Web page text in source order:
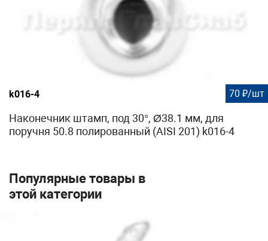
k016-4 70 ₽/шт
Наконечник штамп, под 30°, Ø38.1 мм, для
поручня 50.8 полированный (AISI 201) k016-4
Популярные товары в
этой категории